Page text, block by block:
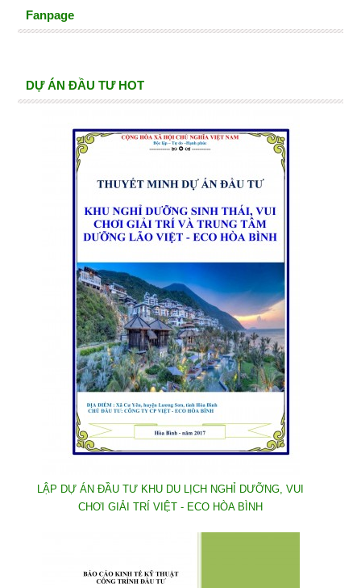
Fanpage
DỰ ÁN ĐẦU TƯ HOT
LẬP DỰ ÁN ĐẦU TƯ KHU DU LỊCH NGHỈ DƯỠNG, VUI
CHƠI GIẢI TRÍ VIỆT - ECO HÒA BÌNH